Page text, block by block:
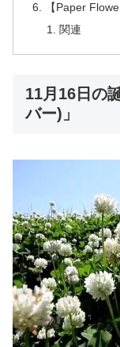
【Paper
関連
11月16日の
バー)」